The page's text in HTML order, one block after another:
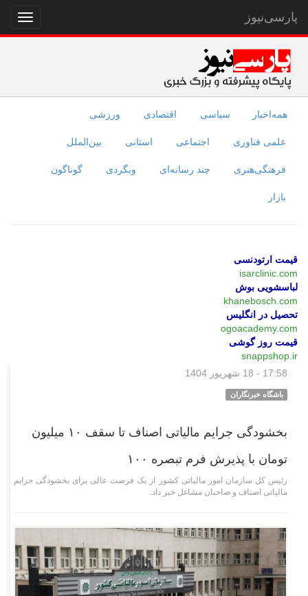
نمایش
منو
پارسی‌نیوز
همه‌اخبار سیاسی اقتصادی ورزشی
علمی فناوری اجتماعی استانی بین‌الملل
فرهنگی‌هنری چند رسانه‌ای وبگردی گوناگون
بازار
قیمت ارتودنسی
isarclinic.com
لباسشویی بوش
khanebosch.com
تحصیل در انگلیس
ogoacademy.com
قیمت روز گوشی
snappshop.ir
17:58 - 18 شهریور 1404
باشگاه خبرنگاران
بخشودگی جرایم مالیاتی اصناف تا سقف ۱۰ میلیون
تومان با پذیرش فرم تبصره ۱۰۰
رئیس کل سازمان امور مالیاتی کشور از یک فرصت عالی برای بخشودگی جرایم
مالیاتی اصناف و صاحبان مشاغل خبر داد.